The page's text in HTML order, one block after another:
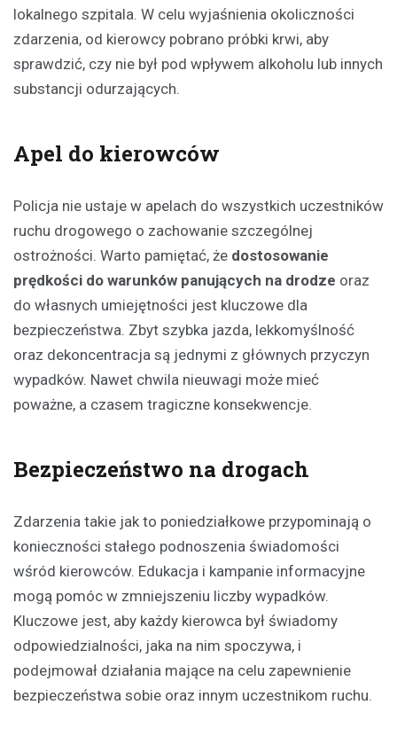
lokalnego szpitala. W celu wyjaśnienia okoliczności
zdarzenia, od kierowcy pobrano próbki krwi, aby
sprawdzić, czy nie był pod wpływem alkoholu lub innych
substancji odurzających.
Apel do kierowców
Policja nie ustaje w apelach do wszystkich uczestników
ruchu drogowego o zachowanie szczególnej
ostrożności. Warto pamiętać, że dostosowanie
prędkości do warunków panujących na drodze oraz
do własnych umiejętności jest kluczowe dla
bezpieczeństwa. Zbyt szybka jazda, lekkomyślność
oraz dekoncentracja są jednymi z głównych przyczyn
wypadków. Nawet chwila nieuwagi może mieć
poważne, a czasem tragiczne konsekwencje.
Bezpieczeństwo na drogach
Zdarzenia takie jak to poniedziałkowe przypominają o
konieczności stałego podnoszenia świadomości
wśród kierowców. Edukacja i kampanie informacyjne
mogą pomóc w zmniejszeniu liczby wypadków.
Kluczowe jest, aby każdy kierowca był świadomy
odpowiedzialności, jaka na nim spoczywa, i
podejmował działania mające na celu zapewnienie
bezpieczeństwa sobie oraz innym uczestnikom ruchu.